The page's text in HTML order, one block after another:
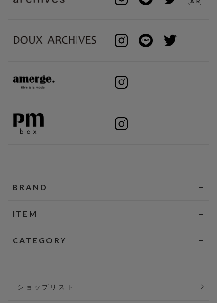
BRAND
ITEM
CATEGORY
ショップリスト